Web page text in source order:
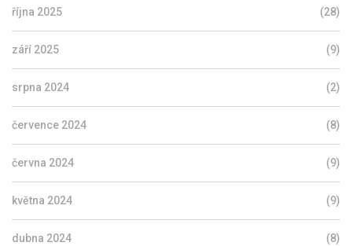
října 2025 (28)
září 2025 (9)
srpna 2024 (2)
července 2024 (8)
června 2024 (9)
května 2024 (9)
dubna 2024 (8)